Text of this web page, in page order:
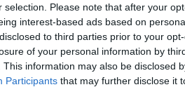
selection. Please note that after your
interest-based ads based on
to third parties prior to your
of your personal information by
This information may also be disclosed
Participants that may further disclose it
della stazione accanto al
(VA) - 3.8km